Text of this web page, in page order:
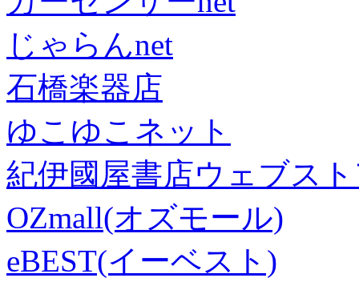
じゃらんnet
石橋楽器店
ゆこゆこネット
紀伊國屋書店ウェブス
OZmall(オズモール)
eBEST(イーベスト)